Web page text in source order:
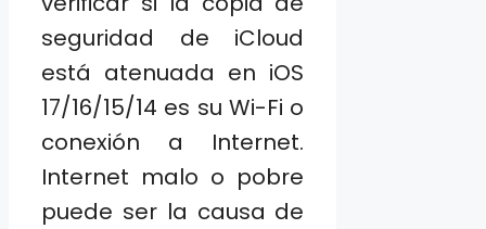
seguridad de iCloud
está atenuada en iOS
17/16/15/14 es su Wi-Fi o
conexión a Internet.
Internet malo o pobre
puede ser la causa de